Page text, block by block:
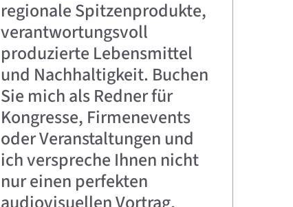
regionale Spitzenprodukte,
verantwortungsvoll
produzierte Lebensmittel
und Nachhaltigkeit. Buchen
Sie mich als Redner für
Kongresse, Firmenevents
oder Veranstaltungen und
ich verspreche Ihnen nicht
nur einen perfekten